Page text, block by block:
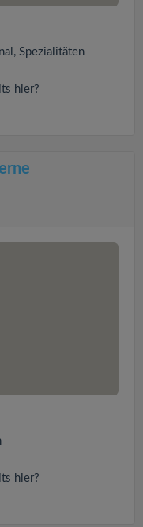
Spezialitäten
hier?
hier?